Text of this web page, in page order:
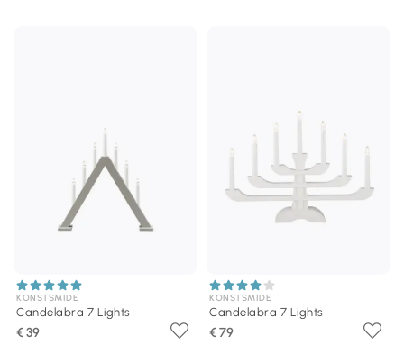
KONSTSMIDE
Candelabra 7 Lights
€ 39
KONSTSMIDE
Candelabra 7 Lights
€ 79